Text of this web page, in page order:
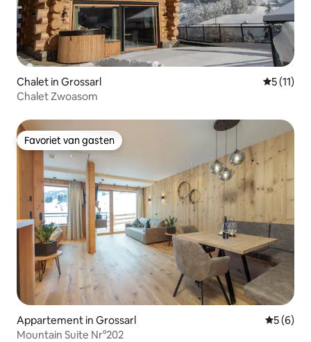
Chalet in Grossarl
5 (11)
Chalet Zwoasom
Favoriet van gasten
Favoriet van gasten
Appartement in Grossarl
5 (6)
Mountain Suite Nr°202